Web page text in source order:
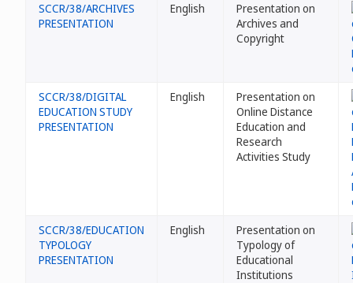
SCCR/38/ARCHIVES
PRESENTATION
English
Presentation on
Archives and
Copyright
SCCR/38/DIGITAL
EDUCATION STUDY
PRESENTATION
English
Presentation on
Online Distance
Education and
Research
Activities Study
SCCR/38/EDUCATION
TYPOLOGY
PRESENTATION
English
Presentation on
Typology of
Educational
Institutions